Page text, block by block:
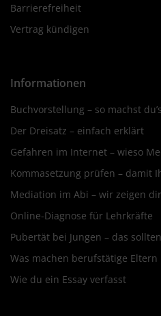
Barrierefreiheit
Vertrag kündigen
Informationen
Buchvorstellung – so machst
Der Dreisatz – einfach erklärt
Gefahren im Internet – wieso
Kommasetzung prüfen – damit
Mediation im Abi – wir zeigen
Online-Diagnose für Lehrkräfte
Pubertät bei Jungen – das
Was machen berufstätige
Wie du ein Essay verfasst